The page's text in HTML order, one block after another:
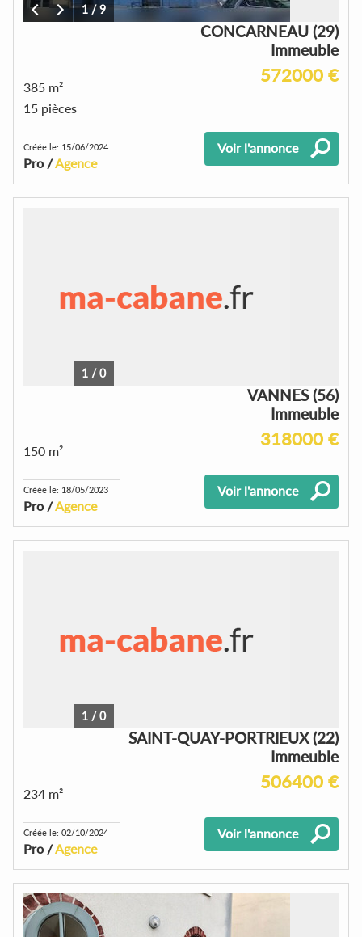
1/9
CONCARNEAU (29)
Immeuble
572000 €
385 m²
15 pièces
Créée le: 15/06/2024
Pro /Agence
Voir l'annonce
1 /0
VANNES (56)
Immeuble
318000 €
150 m²
Créée le: 18/05/2023
Pro /Agence
Voir l'annonce
1 /0
SAINT-QUAY-PORTRIEUX (22)
Immeuble
506400 €
234 m²
Créée le: 02/10/2024
Pro /Agence
Voir l'annonce